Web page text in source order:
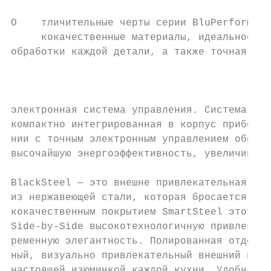
О    тличительные черты серии
кокачественные материалы, идеальное
обработки каждой детали, а также точная
электронная система управления.
компактно интегрированная в корпус
нии с точным электронным
высочайшую энергоэффективность,
BlackSteel — это внешне привлекательная
из нержавеющей стали, которая
кокачественным покрытием SmartSteel
Side-by-Side высокотехнологичную
ременную элегантность. Полированная
ный, визуально привлекательный